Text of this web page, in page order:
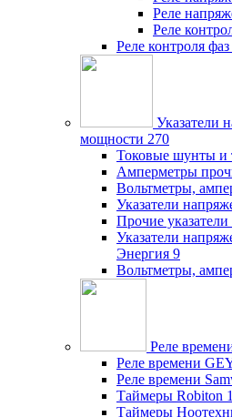
Реле
Реле
Реле контроля фаз
Указатели
мощности 270
Токовые шунты и
Амперметры
Вольтметры,
Указатели
Прочие
Указатели
Энергия 9
Вольтметры,
Реле
Реле времени
Реле времени
Таймеры Robiton
Таймеры